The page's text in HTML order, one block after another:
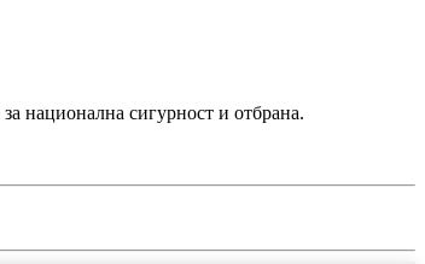
национална сигурност и отбрана.